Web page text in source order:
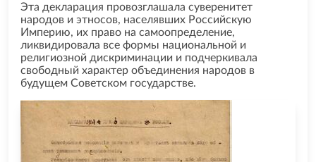
Эта декларация провозглашала суверенитет
народов и этносов, населявших Российскую
Империю, их право на самоопределение,
ликвидировала все формы национальной и
религиозной дискриминации и подчеркивала
свободный характер объединения народов в
будущем Советском государстве.